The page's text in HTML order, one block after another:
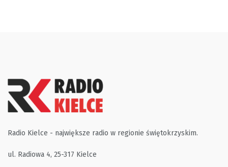
Radio Kielce - największe radio w regionie świętokrzyskim.
ul. Radiowa 4, 25-317 Kielce